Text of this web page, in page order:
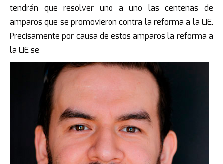
tendrán que resolver uno a uno las centenas de
amparos que se promovieron contra la reforma a la LIE.
Precisamente por causa de estos amparos la reforma a
la LIE se